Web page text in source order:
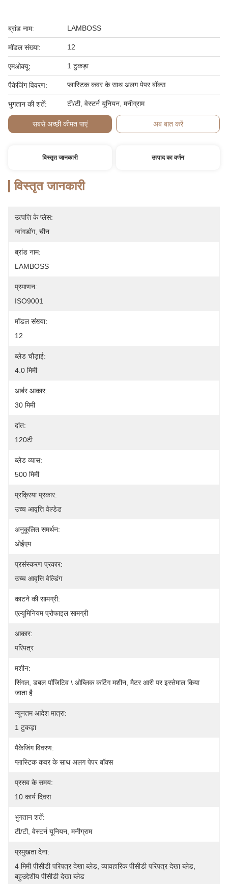
ब्रांड नाम: LAMBOSS
मॉडल संख्या: 12
एमओक्यू: 1 टुकड़ा
पैकेजिंग विवरण: प्लास्टिक कवर के साथ अलग पेपर बॉक्स
भुगतान की शर्तें: टी/टी, वेस्टर्न यूनियन, मनीग्राम
सबसे अच्छी कीमत पाएं अब बात करें
विस्तृत जानकारी उत्पाद का वर्णन
विस्तृत जानकारी
उत्पत्ति के प्लेस:
ग्वांगडोंग, चीन
ब्रांड नाम:
LAMBOSS
प्रमाणन:
ISO9001
मॉडल संख्या:
12
ब्लेड चौड़ाई:
4.0 मिमी
आर्बर आकार:
30 मिमी
दांत:
120टी
ब्लेड व्यास:
500 मिमी
प्रक्रिया प्रकार:
उच्च आवृत्ति वेल्डेड
अनुकूलित समर्थन:
ओईएम
प्रसंस्करण प्रकार:
उच्च आवृत्ति वेल्डिंग
काटने की सामग्री:
एल्यूमिनियम प्रोफाइल सामग्री
आकार:
परिपत्र
मशीन:
सिंगल, डबल पॉजिटिव \ ओब्लिक कटिंग मशीन, मैटर आरी पर इस्तेमाल किया
जाता है
न्यूनतम आदेश मात्रा:
1 टुकड़ा
पैकेजिंग विवरण:
प्लास्टिक कवर के साथ अलग पेपर बॉक्स
प्रसव के समय:
10 कार्य दिवस
भुगतान शर्तें:
टी/टी, वेस्टर्न यूनियन, मनीग्राम
प्रमुखता देना:
4 मिमी पीसीडी परिपत्र देखा ब्लेड व्यावहारिक पीसीडी परिपत्र देखा ब्लेड
बहुउद्देशीय पीसीडी देखा ब्लेड